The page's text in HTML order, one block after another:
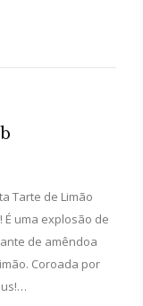
Tarte de Limão
É uma explosão de
de amêndoa
Coroada por